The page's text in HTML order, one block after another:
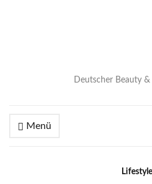
Deutscher Beauty &
Menü
Lifestyle